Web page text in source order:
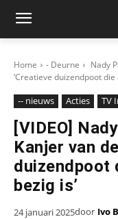
Home - Deurne
Nady
‘Creatieve duizendpoot die
-- nieuws Acties TV
[VIDEO]
Kanjer van
duizendpoot
bezig is’
24 januari 2025door Ivo